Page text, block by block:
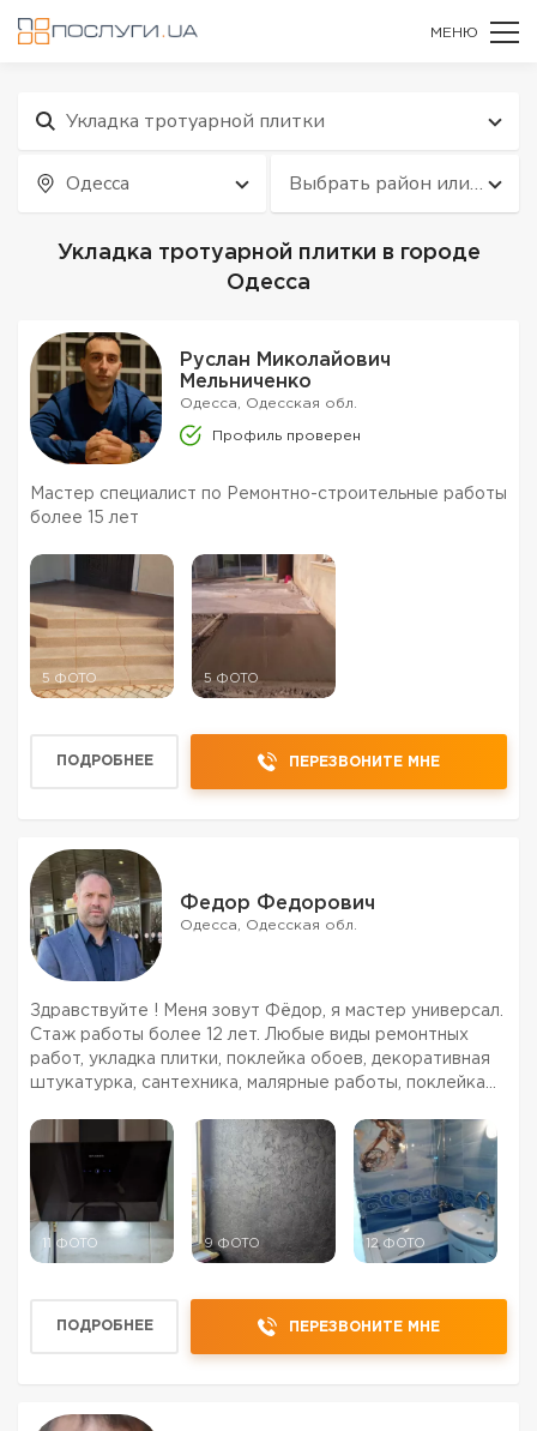
МЕНЮ
Укладка тротуарной плитки
Одесса Выбрать район или
квартал
Укладка тротуарной плитки в городе
Одесса
Руслан Миколайович
Мельниченко
Одесса, Одесская обл.
Профиль проверен
Мастер специалист по Ремонтно-строительные работы
более 15 лет
5 ФОТО 5 ФОТО
ПОДРОБНЕЕ ПЕРЕЗВОНИТЕ МНЕ
Федор Федорович
Одесса, Одесская обл.
Здравствуйте ! Меня зовут Фёдор, я мастер универсал.
Стаж работы более 12 лет. Любые виды ремонтных
работ, укладка плитки, поклейка обоев, декоративная
штукатурка, сантехника, малярные работы, поклейка
установка / сборка кухни, установка / сборка ме...
11 ФОТО 9 ФОТО 12 ФОТО
ПОДРОБНЕЕ ПЕРЕЗВОНИТЕ МНЕ